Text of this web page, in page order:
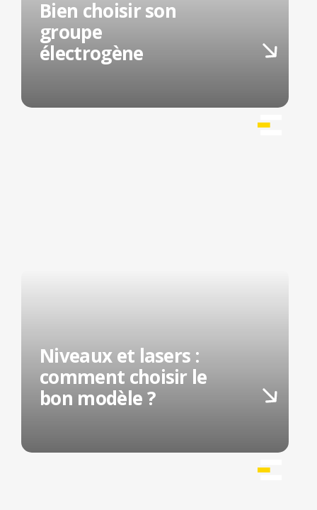
Bien choisir son
groupe
électrogène
Niveaux et lasers :
comment choisir le
bon modèle ?